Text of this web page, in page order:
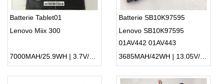
Batterie Tablet01
Lenovo Miix 300
7000MAH/25.9WH | 3.7V/4.2V | Li-ion ...
Batterie SB10K97595
Lenovo SB10K97595
01AV442 01AV443
3685MAH/42WH | 13.05V/11.4V | Li-ion ...